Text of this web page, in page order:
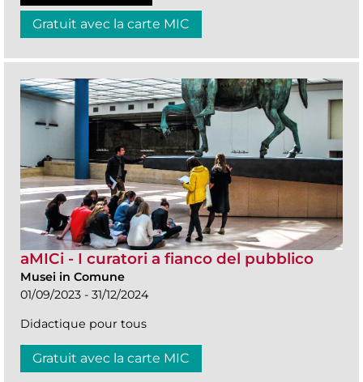
Gratuit avec la carte MIC
aMICi - I curatori a fianco del pubblico
Musei in Comune
01/09/2023 - 31/12/2024
Didactique pour tous
Gratuit avec la carte MIC